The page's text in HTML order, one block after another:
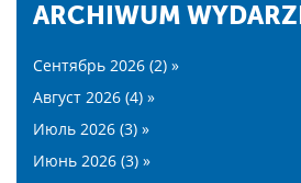
ARCHIWUM
Сентябрь 2026 (2) »
Август 2026 (4) »
Июль 2026 (3) »
Июнь 2026 (3) »